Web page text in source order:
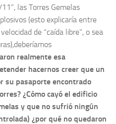
las Torres Gemelas
(esto explicaría entre
de “caída libre”, o sea
realmente esa
hacernos creer que un
su pasaporte encontrado
¿Cómo cayó el edificio
y que no sufrió ningún
¿por qué no quedaron